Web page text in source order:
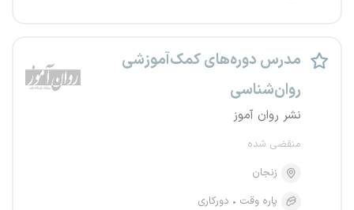
مدرس دوره‌های کمک‌آموزشی
روان‌شناسی
نشر روان آموز
منقضی شده
زنجان
پاره وقت
دورکاری